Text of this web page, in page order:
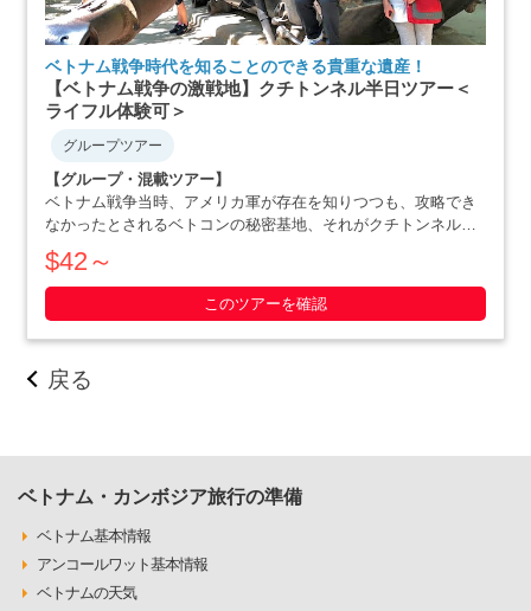
ベトナム戦争時代を知ることのできる貴重な遺産！
【ベトナム戦争の激戦地】クチトンネル半日ツアー＜
ライフル体験可＞
グループツアー
【グループ・混載ツアー】
ベトナム戦争当時、アメリカ軍が存在を知りつつも、攻略でき
なかったとされるベトコンの秘密基地、それがクチトンネルで
す。小柄な体格を活かした戦略で、アメリカ軍を撃退にまで追
いやったベトナム人の作戦の数々や彼らの暮らしぶりを追体験
できます。ホーチミン滞在最終日や、午後か・・・・・
$42～
このツアーを確認
戻る
ベトナム・カンボジア旅行の準備
ベトナム基本情報
アンコールワット基本情報
ベトナムの天気